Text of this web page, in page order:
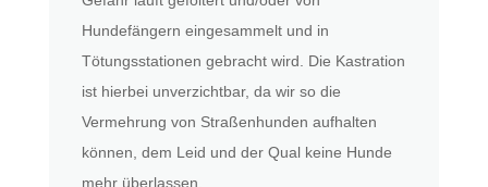
Hundefängern eingesammelt und in
Tötungsstationen gebracht wird. Die Kastration
ist hierbei unverzichtbar, da wir so die
Vermehrung von Straßenhunden aufhalten
können, dem Leid und der Qual keine Hunde
mehr überlassen.